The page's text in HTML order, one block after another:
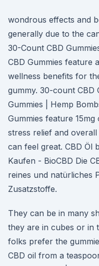
wondrous effects and
generally due to the
30-Count CBD
CBD Gummies feature
wellness benefits for
gummy. 30-count CBD
Gummies | Hemp
Gummies feature
stress relief and
can feel great. CBD Öl
Kaufen - BioCBD Die
reines und natürliches
Zusatzstoffe.
They can be in many
they are in cubes or in
folks prefer the
CBD oil from a